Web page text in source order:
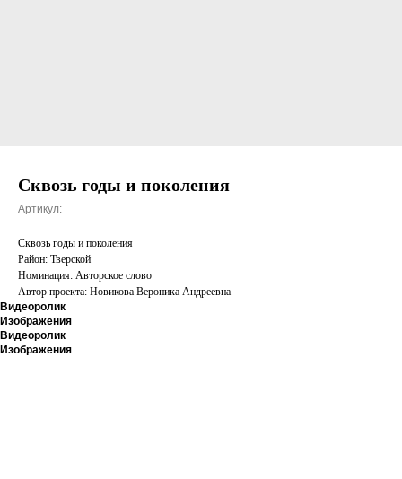
Сквозь годы и поколения
Артикул:
Сквозь годы и поколения
Район: Тверской
Номинация: Авторское слово
Автор проекта: Новикова Вероника Андреевна
Видеоролик
Изображения
Видеоролик
Изображения